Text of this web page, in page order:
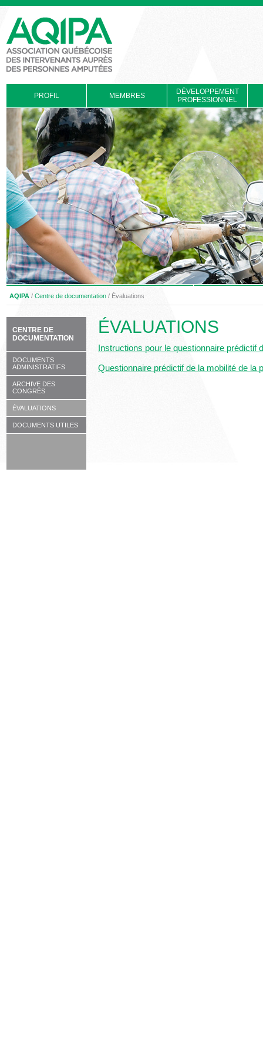
PROFIL MEMBRES
DÉVELOPPEMENT
PROFESSIONNEL
AQIPA / Centre de documentation / Évaluations
CENTRE DE
DOCUMENTATION
DOCUMENTS
ADMINISTRATIFS
ARCHIVE DES
CONGRÈS
ÉVALUATIONS
DOCUMENTS UTILES
ÉVALUATIONS
Instructions pour le questionnaire prédictif
Questionnaire prédictif de la mobilité de la